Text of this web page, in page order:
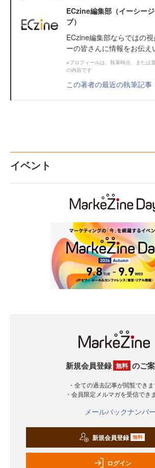
ECzine編集部（イーシー
ブ）
ECzine編集部ならではの
ーの皆さんに情報をお伝え
※プロフィールは、執筆時点、または
の内容です
この著者の最近の執筆記事
イベント
新規会員登録 無料 のご
・全ての過去記事が閲覧でき
・会員限定メルマガを受信でき
メールバックナンバー
新規会員登録 無料
ログイン